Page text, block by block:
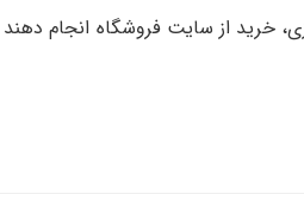
خرید از سایت فروشگاه انجام